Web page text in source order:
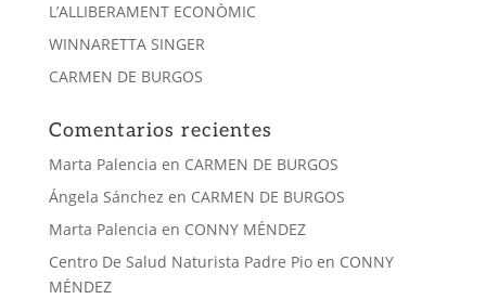
L’ALLIBERAMENT ECONÒMIC
WINNARETTA SINGER
CARMEN DE BURGOS
Comentarios recientes
Marta Palencia en CARMEN DE BURGOS
Ángela Sánchez en CARMEN DE BURGOS
Marta Palencia en CONNY MÉNDEZ
Centro De Salud Naturista Padre Pioen CONNY
MÉNDEZ